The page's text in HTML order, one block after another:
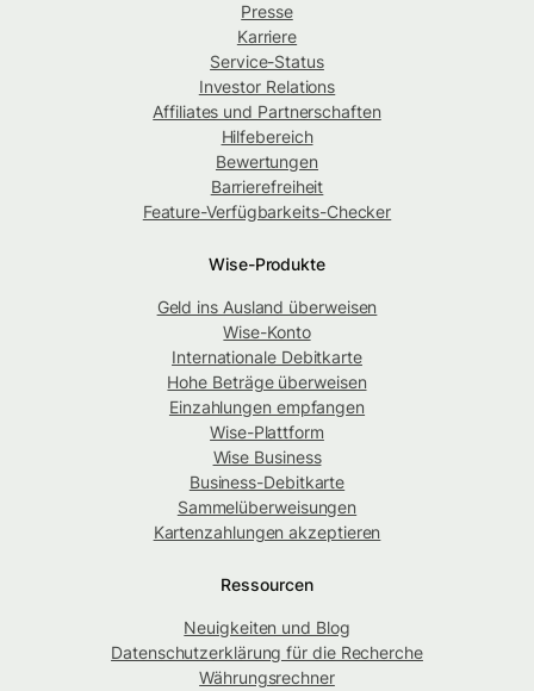
Presse
Karriere
Service-Status
Investor Relations
Affiliates und Partnerschaften
Hilfebereich
Bewertungen
Barrierefreiheit
Feature-Verfügbarkeits-Checker
Wise-Produkte
Geld ins Ausland überweisen
Wise-Konto
Internationale Debitkarte
Hohe Beträge überweisen
Einzahlungen empfangen
Wise-Plattform
Wise Business
Business-Debitkarte
Sammelüberweisungen
Kartenzahlungen akzeptieren
Ressourcen
Neuigkeiten und Blog
Datenschutzerklärung für die Recherche
Währungsrechner